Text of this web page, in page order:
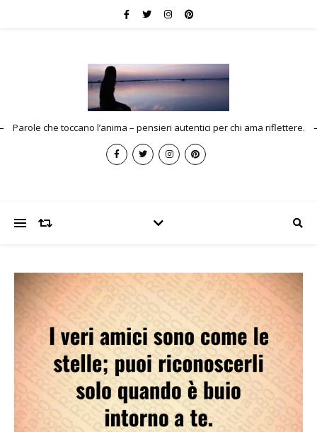
Parole che toccano l’anima – pensieri autentici per chi ama riflettere.